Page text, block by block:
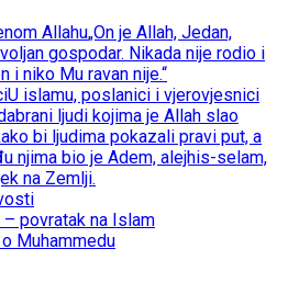
Allahu„On je Allah, Jedan,
gospodar. Nikada nije rodio i
i niko Mu ravan nije.“
U islamu, poslanici i vjerovjesnici
ljudi kojima je Allah slao
bi ljudima pokazali pravi put, a
njima bio je Adem, alejhis-selam,
na Zemlji.
povratak na Islam
Muhammedu